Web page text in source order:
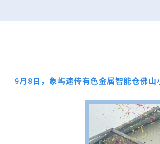
9月8日，象屿速传有色金属智能仓佛山